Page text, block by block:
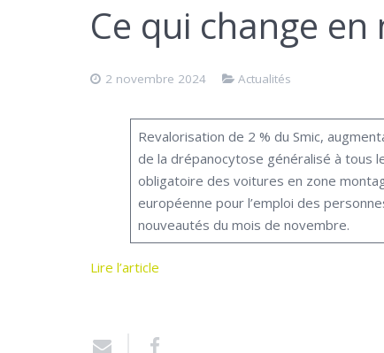
Ce qui change
2 novembre 2024 Actualités
Revalorisation de 2 % du Smic,
de la drépanocytose généralisé à tous
obligatoire des voitures en zone
européenne pour l’emploi des
nouveautés du mois de novembre.
Lire l’article